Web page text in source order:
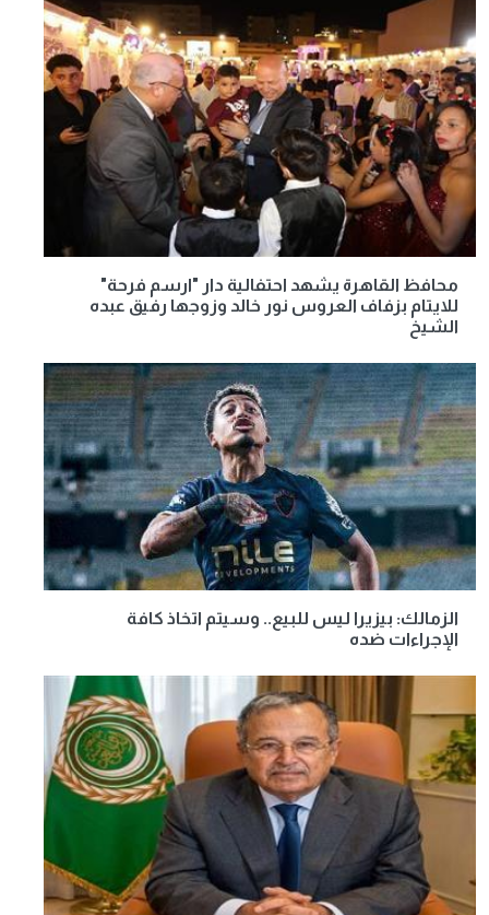
محافظ القاهرة يشهد احتفالية دار "ارسم فرحة"
للايتام بزفاف العروس نور خالد وزوجها رفيق عبده
الشيخ
الزمالك: بيزيرا ليس للبيع.. وسيتم اتخاذ كافة
الإجراءات ضده